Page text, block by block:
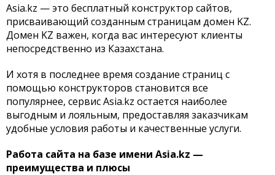
Asia.kz — это бесплатный конструктор сайтов,
присваивающий созданным страницам домен KZ.
Домен KZ важен, когда вас интересуют клиенты
непосредственно из Казахстана.
И хотя в последнее время создание страниц с
помощью конструкторов становится все
популярнее, сервис Asia.kz остается наиболее
выгодным и лояльным, предоставляя заказчикам
удобные условия работы и качественные услуги.
Работа сайта на базе имени Asia.kz —
преимущества и плюсы